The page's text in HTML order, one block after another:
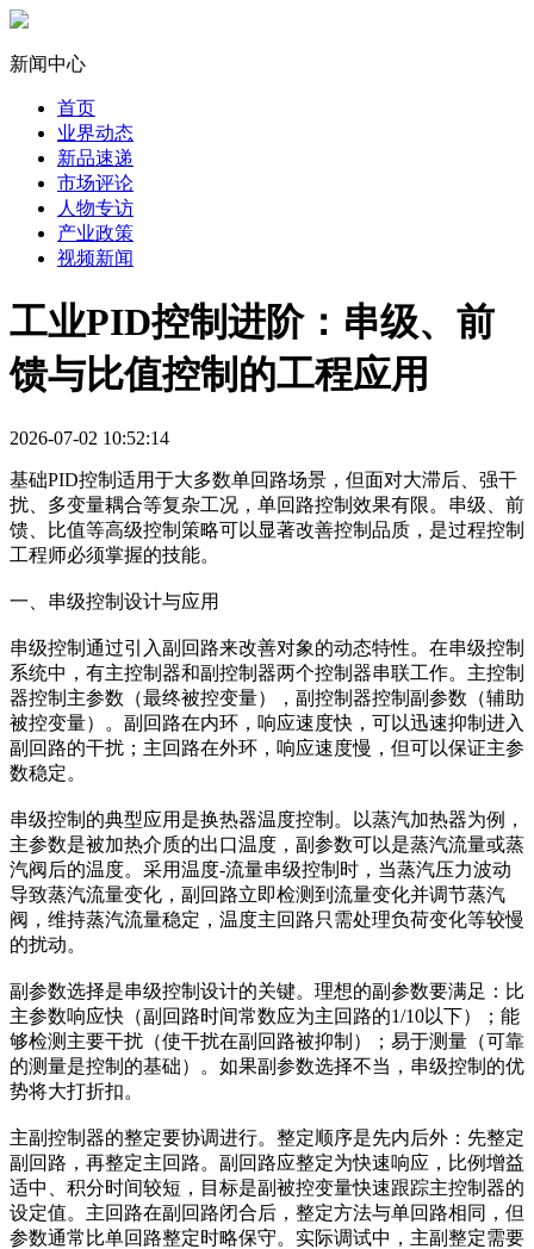
新闻中心
首页
业界动态
新品速递
市场评论
人物专访
产业政策
视频新闻
工业PID控制进阶：串级、前
馈与比值控制的工程应用
2026-07-02 10:52:14
基础PID控制适用于大多数单回路场景，但面对大滞后、强干
扰、多变量耦合等复杂工况，单回路控制效果有限。串级、前
馈、比值等高级控制策略可以显著改善控制品质，是过程控制
工程师必须掌握的技能。
一、串级控制设计与应用
串级控制通过引入副回路来改善对象的动态特性。在串级控制
系统中，有主控制器和副控制器两个控制器串联工作。主控制
器控制主参数（最终被控变量），副控制器控制副参数（辅助
被控变量）。副回路在内环，响应速度快，可以迅速抑制进入
副回路的干扰；主回路在外环，响应速度慢，但可以保证主参
数稳定。
串级控制的典型应用是换热器温度控制。以蒸汽加热器为例，
主参数是被加热介质的出口温度，副参数可以是蒸汽流量或蒸
汽阀后的温度。采用温度-流量串级控制时，当蒸汽压力波动
导致蒸汽流量变化，副回路立即检测到流量变化并调节蒸汽
阀，维持蒸汽流量稳定，温度主回路只需处理负荷变化等较慢
的扰动。
副参数选择是串级控制设计的关键。理想的副参数要满足：比
主参数响应快（副回路时间常数应为主回路的1/10以下）；能
够检测主要干扰（使干扰在副回路被抑制）；易于测量（可靠
的测量是控制的基础）。如果副参数选择不当，串级控制的优
势将大打折扣。
主副控制器的整定要协调进行。整定顺序是先内后外：先整定
副回路，再整定主回路。副回路应整定为快速响应，比例增益
适中、积分时间较短，目标是副被控变量快速跟踪主控制器的
设定值。主回路在副回路闭合后，整定方法与单回路相同，但
参数通常比单回路整定时略保守。实际调试中，主副整定需要